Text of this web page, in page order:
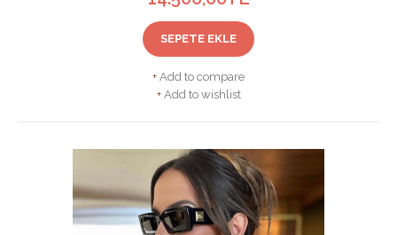
SEPETE EKLE
+ Add to compare
+ Add to wishlist